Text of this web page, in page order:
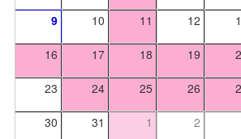
9 10 11 12
16 17 18 19
23 24 25 26
30 31 1 2